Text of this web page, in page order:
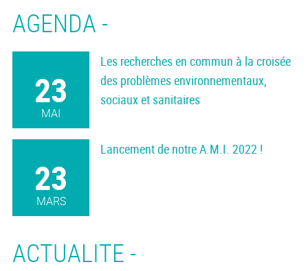
AGENDA -
23
MAI
Les recherches en commun à la croisée
des problèmes environnementaux,
sociaux et sanitaires
23
MARS
Lancement de notre A.M.I. 2022 !
ACTUALITE -